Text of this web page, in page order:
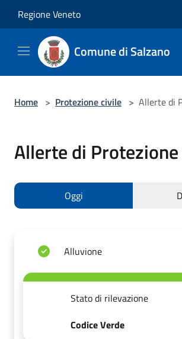
Regione Veneto
Comune di Salzano
Home > Protezione civile > Allerte di
Allerte di
Oggi
Alluvione
Stato di rilevazione
Codice Verde